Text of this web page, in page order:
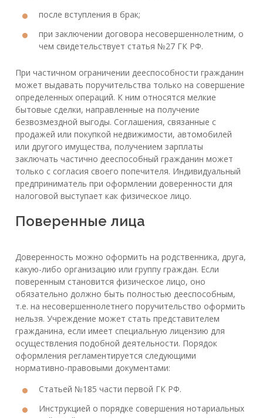
после вступления в брак;
при заключении договора несовершеннолетним, о
чем свидетельствует статья №27 ГК РФ.
При частичном ограничении дееспособности гражданин
может выдавать поручительства только на совершение
определенных операций. К ним относятся мелкие
бытовые сделки, направленные на получение
безвозмездной выгоды. Соглашения, связанные с
продажей или покупкой недвижимости, автомобилей
или другого имущества, получением зарплаты
заключать частично дееспособный гражданин может
только с согласия своего попечителя. Индивидуальный
предприниматель при оформлении доверенности для
налоговой выступает как физическое лицо.
Поверенные лица
Доверенность можно оформить на родственника, друга,
какую-либо организацию или группу граждан. Если
поверенным становится физическое лицо, оно
обязательно должно быть полностью дееспособным,
т.е. на несовершеннолетнего поручительство оформить
нельзя. Учреждение может стать представителем
гражданина, если имеет специальную лицензию для
осуществления подобной деятельности. Порядок
оформления регламентируется следующими
нормативно-правовыми документами:
Статьей №185 части первой ГК РФ.
Инструкцией о порядке совершения нотариальных